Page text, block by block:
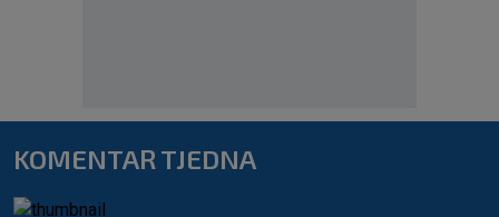
KOMENTAR TJEDNA